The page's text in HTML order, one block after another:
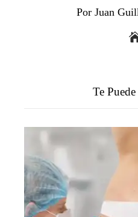
Por Juan
Te